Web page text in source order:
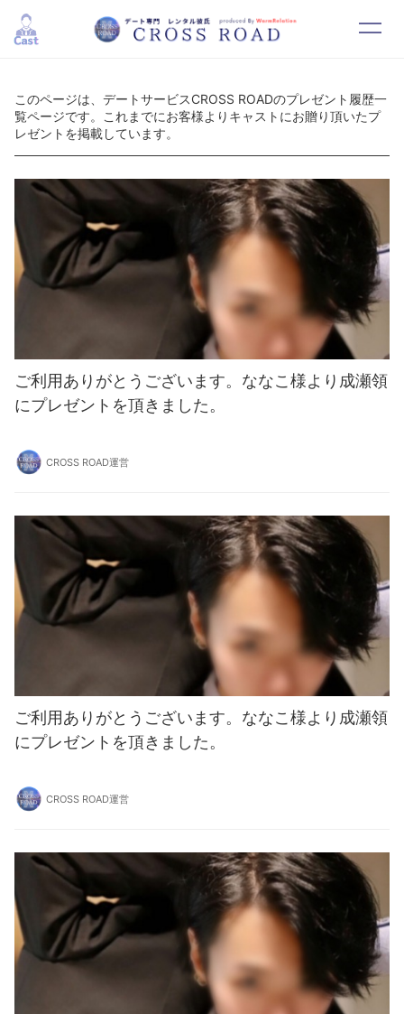
HOME
CAST
CONTACT
SYSTEM
RECRUIT
このページは、デートサービスCROSS ROADのプレゼント履歴一
覧ページです。これまでにお客様よりキャストにお贈り頂いたプ
レゼントを掲載しています。
ご利用ありがとうございます。ななこ様より成瀬領
にプレゼントを頂きました。
CROSS ROAD運営
ご利用ありがとうございます。ななこ様より成瀬領
にプレゼントを頂きました。
CROSS ROAD運営